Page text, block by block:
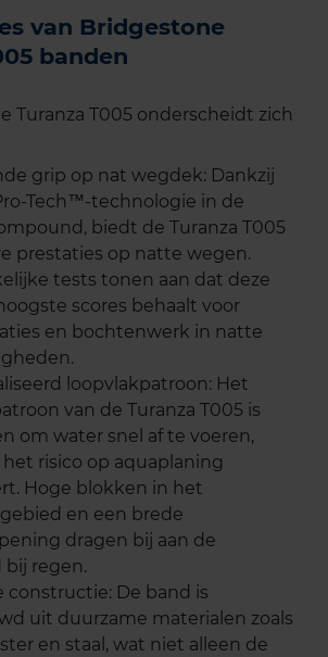
van Bridgestone
banden
Turanza T005 onderscheidt zich
grip op nat wegdek: Dankzij
Tech™-technologie in de
biedt de Turanza T005
prestaties op natte wegen.
tests tonen aan dat deze
scores behaalt voor
en bochtenwerk in natte
loopvlakpatroon: Het
van de Turanza T005 is
om water snel af te voeren,
risico op aquaplaning
Hoge blokken in het
en een brede
dragen bij aan de
regen.
constructie: De band is
uit duurzame materialen zoals
en staal, wat niet alleen de